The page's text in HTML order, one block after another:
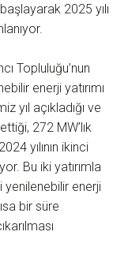
2025 yılı
Topluluğu’nun
enerji yatırımı
yıl açıkladığı ve
272 MW’lık
yılının ikinci
Bu iki yatırımla
yenilenebilir enerji
bir süre